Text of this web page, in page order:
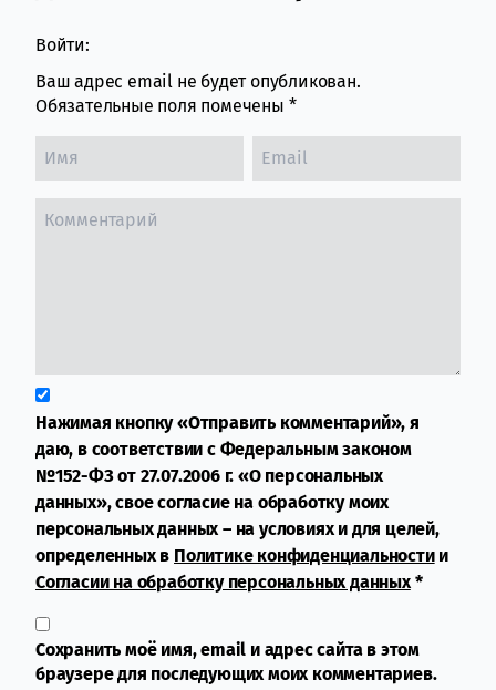
Войти:
Ваш адрес email не будет опубликован.
Обязательные поля помечены *
Нажимая кнопку «Отправить комментарий», я
даю, в соответствии с Федеральным законом
№152-ФЗ от 27.07.2006 г. «О персональных
данных», свое согласие на обработку моих
персональных данных – на условиях и для целей,
определенных в Политике конфиденциальностии
Согласии на обработку персональных данных*
Сохранить моё имя, email и адрес сайта в этом
браузере для последующих моих комментариев.